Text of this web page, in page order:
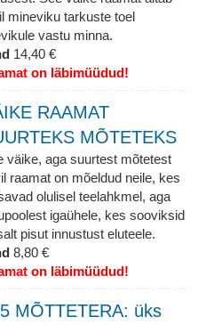
mineviku tarkuste toel
vastu minna.
14,40 €
on läbimüüdud!
RAAMAT
MÕTETEKS
väike, aga suurtest mõtetest
raamat on mõeldud neile, kes
olulisel teelahkmel, aga
igaühele, kes sooviksid
pisut innustust eluteele.
8,80 €
on läbimüüdud!
MÕTTETERA: üks